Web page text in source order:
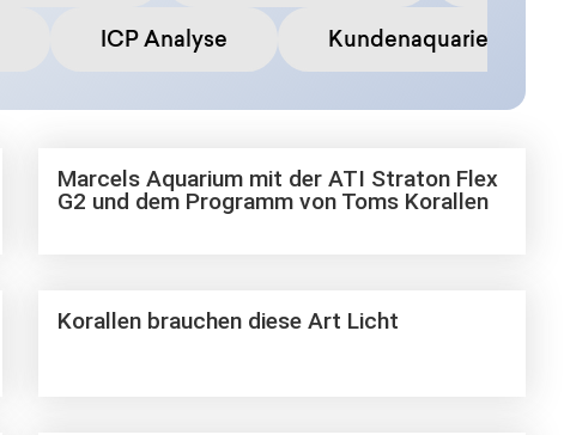
ICP Analyse Kundenaquarien
Marcels Aquarium mit der ATI Straton Flex
G2 und dem Programm von Toms Korallen
Korallen brauchen diese Art Licht